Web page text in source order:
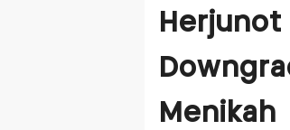
Herjunot
Menikah